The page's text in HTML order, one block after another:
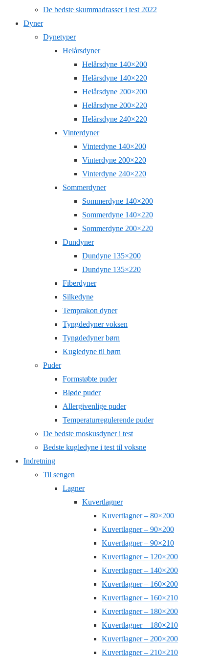
De bedste skummadrasser i test 2022
Dyner
Dynetyper
Helårsdyner
Helårsdyne 140×200
Helårsdyne 140×220
Helårsdyne 200×200
Helårsdyne 200×220
Helårsdyne 240×220
Vinterdyner
Vinterdyne 140×200
Vinterdyne 200×220
Vinterdyne 240×220
Sommerdyner
Sommerdyne 140×200
Sommerdyne 140×220
Sommerdyne 200×220
Dundyner
Dundyne 135×200
Dundyne 135×220
Fiberdyner
Silkedyne
Temprakon dyner
Tyngdedyner voksen
Tyngdedyner børn
Kugledyne til børn
Puder
Formstøbte puder
Bløde puder
Allergivenlige puder
Temperaturregulerende puder
De bedste moskusdyner i test
Bedste kugledyne i test til voksne
Indretning
Til sengen
Lagner
Kuvertlagner
Kuvertlagner – 80×200
Kuvertlagner – 90×200
Kuvertlagner – 90×210
Kuvertlagner – 120×200
Kuvertlagner – 140×200
Kuvertlagner – 160×200
Kuvertlagner – 160×210
Kuvertlagner – 180×200
Kuvertlagner – 180×210
Kuvertlagner – 200×200
Kuvertlagner – 210×210